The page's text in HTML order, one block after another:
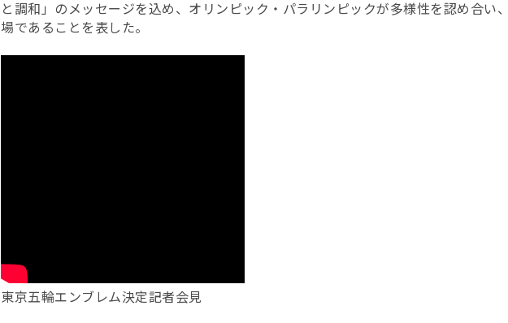
と調和」のメッセージを込め、オリンピック・パラリンピックが多様性を認め合い
場であることを表した。
東京五輪エンブレム決定記者会見